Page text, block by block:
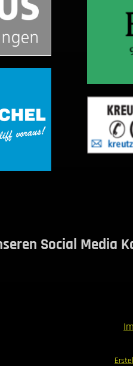
Social Media